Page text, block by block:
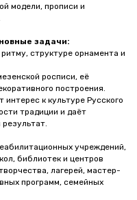
модели, прописи и
задачи:
структуре орнамента и
росписи, её
построения.
к культуре Русского
традиции и даёт
учреждений,
библиотек и центров
лагерей, мастер-
программ, семейных